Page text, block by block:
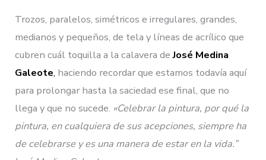
Trozos, paralelos, simétricos e irregulares, grandes,
medianos y pequeños, de tela y líneas de acrílico que
cubren cuál toquilla a la calavera deJosé Medina
Galeote, haciendo recordar que estamos todavía aquí
para prolongar hasta la saciedad ese final, que no
llega y que no sucede. «Celebrar la pintura, por qué la
pintura, en cualquiera de sus acepciones, siempre ha
de celebrarse y es una manera de estar en la vida.”